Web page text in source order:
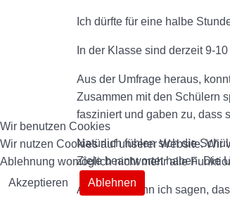
Ich dürfte für eine halbe
In der Klasse sind derzeit 9-
Aus der Umfrage heraus,
Zusammen mit den Schülern
fasziniert und gaben zu, dass
Natürlich fühlen sich die
Ziele beantwortet haben. Die
Allgemein kann ich sagen,
Wir benutzen Cookies
Wir nutzen Cookies auf unserer Website.
Ablehnung womöglich nicht mehr alle
Akzeptieren
Ablehnen